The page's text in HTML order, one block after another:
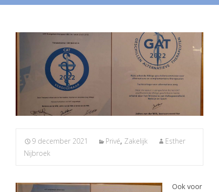
9 december 2021 Privé, Zakelijk
Esther
Nijbroek
Ook voor